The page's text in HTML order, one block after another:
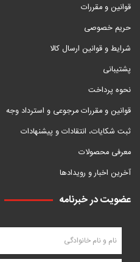
قوانین و مقررات
حریم خصوصی
شرایط و قوانین ارسال کالا
پشتیبانی
نحوه پرداخت
قوانین و مقررات مرجوعی و استرداد وجه
ثبت شکایات، انتقادات و پیشنهادات
معرفی محصولات
آخرین اخبار و رویدادها
عضویت در خبرنامه